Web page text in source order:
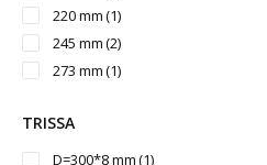
220 mm(1)
245 mm(2)
273 mm(1)
324 mm
325 mm(1)
TRISSA
D=300*8 mm(1)